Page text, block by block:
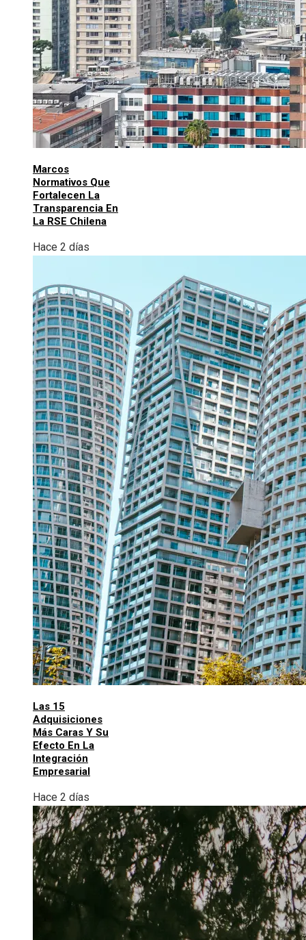
Marcos
Normativos Que
Fortalecen La
Transparencia En
La RSE Chilena
Hace 2 días
Las 15
Adquisiciones
Más Caras Y Su
Efecto En La
Integración
Empresarial
Hace 2 días